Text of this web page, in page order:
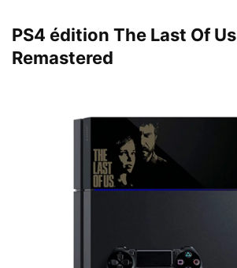
PS4 édition The Last Of Us
Remastered